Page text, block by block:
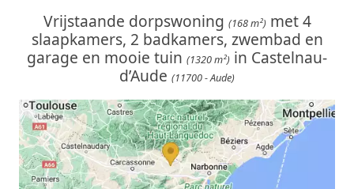
Vrijstaande dorpswoning (168 m²)met 4
slaapkamers, 2 badkamers, zwembad en
garage en mooie tuin (1320 m²) in Castelnau-
d’Aude (11700 - Aude)